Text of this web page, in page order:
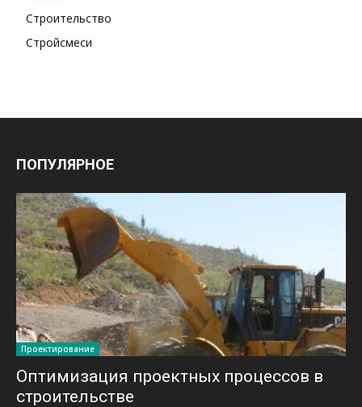
Строительство
Стройсмеси
ПОПУЛЯРНОЕ
Проектирование
Оптимизация проектных процессов в
строительстве